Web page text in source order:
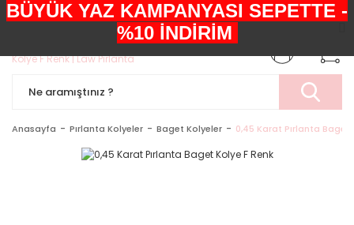
+90552 303 05 29
Anasayfa Pırlanta Kolyeler Baget Kolyeler 0,45 Karat Pırlanta Baget
BÜYÜK YAZ KAMPANYASI SEPETTE -
%10 İNDİRİM